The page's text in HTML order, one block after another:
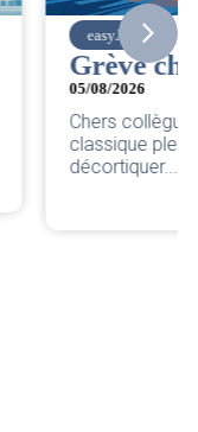
de sortir sa
On va la